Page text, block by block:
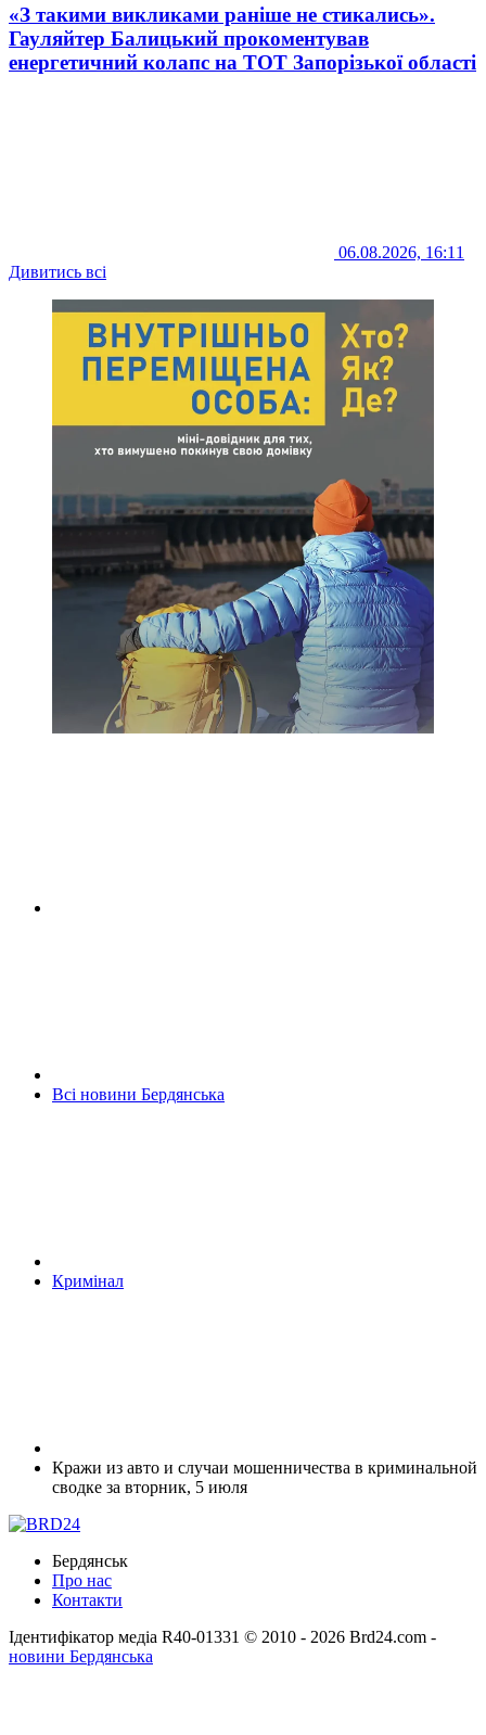
«З такими викликами раніше не стикались».
Гауляйтер Балицький прокоментував
енергетичний колапс на ТОТ Запорізької області
06.08.2026, 16:11
Дивитись всі
Всі новини Бердянська
Кримінал
Кражи из авто и случаи мошенничества в криминальной
сводке за вторник, 5 июля
Бердянськ
Про нас
Контакти
Ідентифікатор медіа R40-01331 © 2010 - 2026 Brd24.com -
новини Бердянська